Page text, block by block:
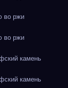
во ржи
во ржи
камень
камень